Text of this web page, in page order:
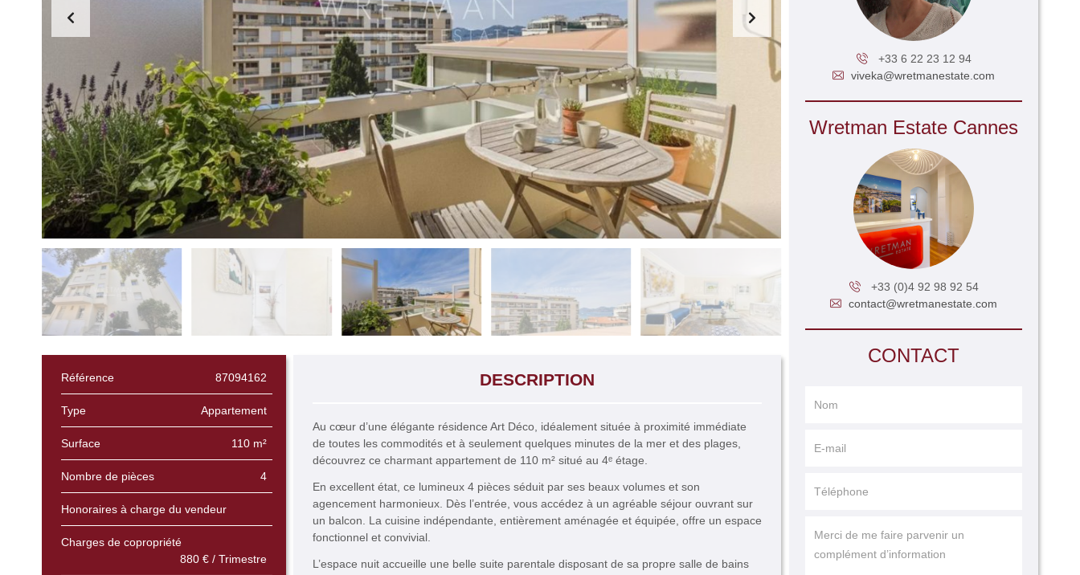
DESCRIPTION
Au cœur d’une élégante résidence Art Déco, idéalement située à proximité immédiate
de toutes les commodités et à seulement quelques minutes de la mer et des plages,
découvrez ce charmant appartement de 110 m² situé au 4ᵉ étage.
En excellent état, ce lumineux 4 pièces séduit par ses beaux volumes et son
agencement harmonieux. Dès l’entrée, vous accédez à un agréable séjour ouvrant sur
un balcon. La cuisine indépendante, entièrement aménagée et équipée, offre un espace
fonctionnel et convivial.
L’espace nuit accueille une belle suite parentale disposant de sa propre salle de bains
Référence 87094162
Type Appartement
Surface 110 m²
Nombre de pièces 4
Honoraires à charge du vendeur
Charges de copropriété
880 € / Trimestre
+33 6 22 23 12 94
viveka@wretmanestate.com
Wretman Estate Cannes
+33 (0)4 92 98 92 54
contact@wretmanestate.com
CONTACT